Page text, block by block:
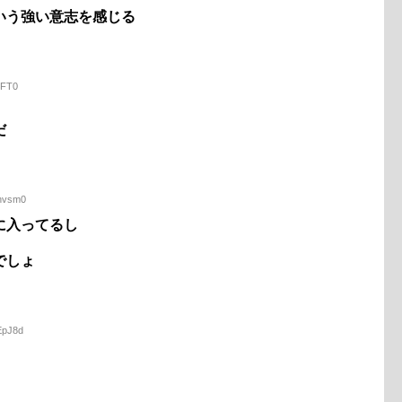
う強い意志を感じる
入ってるし
しょ